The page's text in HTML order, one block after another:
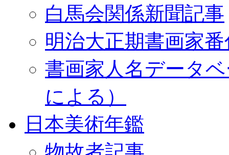
白馬会関係新聞記事
明治大正期書画家
書画家人名データ
による）
日本美術年鑑